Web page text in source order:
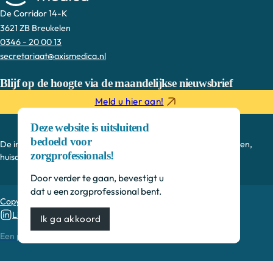
De Corridor 14-K
3621 ZB Breukelen
0346 - 20 00 13
secretariaat@axismedica.nl
Blijf op de hoogte via de maandelijkse nieuwsbrief
Meld u hier aan!
De informatie op deze sectie is bedoeld voor medisch specialisten,
huisartsen, verpleegkundig specialisten en onderzoekers.
Copyright © 2026, Axis Medica
Linkedin
Een productie van
MEDonline
Deze website is uitsluitend
bedoeld voor
zorgprofessionals!
Door verder te gaan, bevestigt u
dat u een zorgprofessional bent.
Ik ga akkoord